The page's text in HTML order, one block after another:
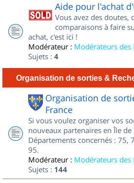
Aide pour l'achat
Vous avez des doutes,
comparaisons à faire
achat, c'est ici !
Modérateur : Modérateurs des
Sujets : 4
Organisation de sorties &
Organisation de
France
Si vous voulez organiser vos
nouveaux partenaires en Île de
Départements concernés : 75,
95.
Modérateur : Modérateurs des
Sujets : 144